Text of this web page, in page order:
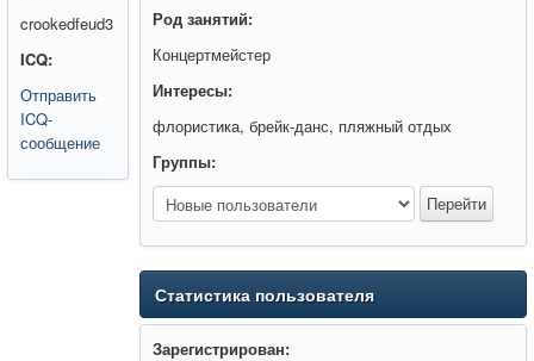
crookedfeud3
ICQ:
Отправить
ICQ-
сообщение
Род занятий:
Концертмейстер
Интересы:
флористика, брейк-данс, пляжный отдых
Группы:
Статистика пользователя
Зарегистрирован: